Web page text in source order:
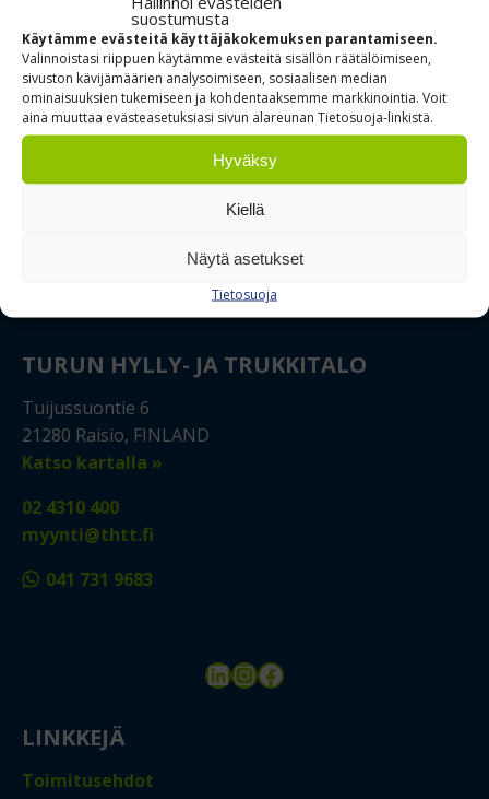
suostumusta
Käytämme evästeitä käyttäjäkokemuksen parantamiseen.
Valinnoistasi riippuen käytämme evästeitä sisällön räätälöimiseen,
sivuston kävijämäärien analysoimiseen, sosiaalisen median
ominaisuuksien tukemiseen ja kohdentaaksemme markkinointia. Voit
aina muuttaa evästeasetuksiasi sivun alareunan Tietosuoja-linkistä.
Hyväksy
Kiellä
Näytä asetukset
Tietosuoja
Alumiinilaatikot
Eurobox 27 – 239 L
Alk.€259,00 0 % ALV/
Leasing hinta alk.23.00
TURUN HYLLY- JA TRUKKITALO
Tuijussuontie 6
21280 Raisio, FINLAND
Katso kartalla »
02 4310 400
myynti@thtt.fi
041 731 9683
LinkedIn
Instagram
Facebook
LINKKEJÄ
Toimitusehdot